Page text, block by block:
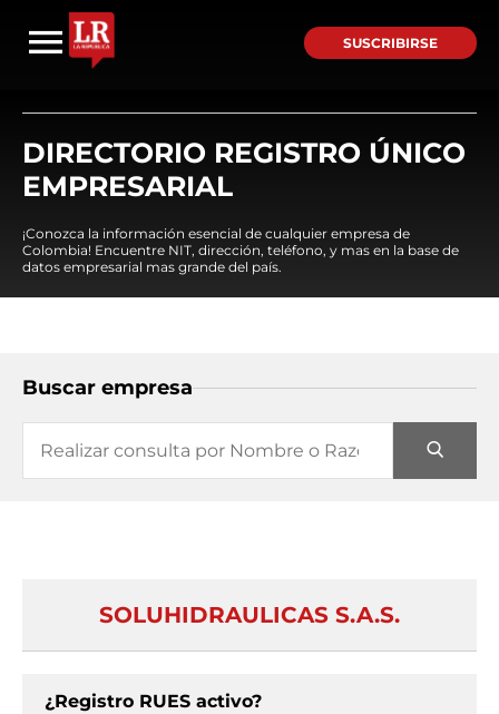
SUSCRIBIRSE
DIRECTORIO REGISTRO ÚNICO
EMPRESARIAL
¡Conozca la información esencial de cualquier empresa de
Colombia! Encuentre NIT, dirección, teléfono, y mas en la base de
datos empresarial mas grande del país.
Buscar empresa
SOLUHIDRAULICAS S.A.S.
¿Registro RUES activo?